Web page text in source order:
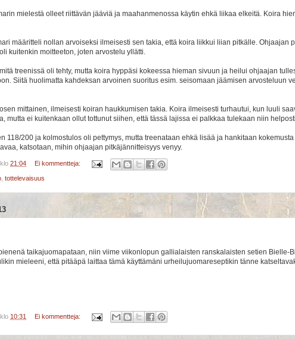
mielestä olleet riittävän jääviä ja maahanmenossa käytin ehkä liikaa elkeitä. Koira
määritteli nollan arvoiseksi ilmeisesti sen takia, että koira liikkui liian pitkälle. Ohjaajan
kuitenkin moitteeton, joten arvostelu yllätti.
treenissä oli tehty, mutta koira hyppäsi kokeessa hieman sivuun ja heilui ohjaajan
Siitä huolimatta kahdeksan arvoinen suoritus esim. seisomaan jäämisen arvosteluun
mittainen, ilmeisesti koiran haukkumisen takia. Koira ilmeisesti turhautui, kun luuli
mutta ei kuitenkaan ollut tottunut siihen, että tässä lajissa ei palkkaa tulekaan niin
118/200 ja kolmostulos oli pettymys, mutta treenataan ehkä lisää ja hankitaan
katsotaan, mihin ohjaajan pitkäjännitteisyys venyy.
klo 21:04 Ei kommentteja:
tottelevaisuus
taikajuomapataan, niin viime viikonlopun gallialaisten ranskalaisten setien Bielle-
mieleeni, että pitääpä laittaa tämä käyttämäni urheilujuomareseptikin tänne
klo 10:31 Ei kommentteja: